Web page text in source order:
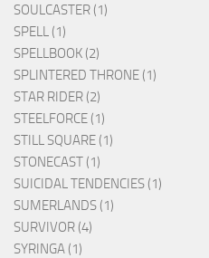
SOULCASTER (1)
SPELL (1)
SPELLBOOK (2)
SPLINTERED THRONE (1)
STAR RIDER (2)
STEELFORCE (1)
STILL SQUARE (1)
STONECAST (1)
SUICIDAL TENDENCIES (1)
SUMERLANDS (1)
SURVIVOR (4)
SYRINGA (1)